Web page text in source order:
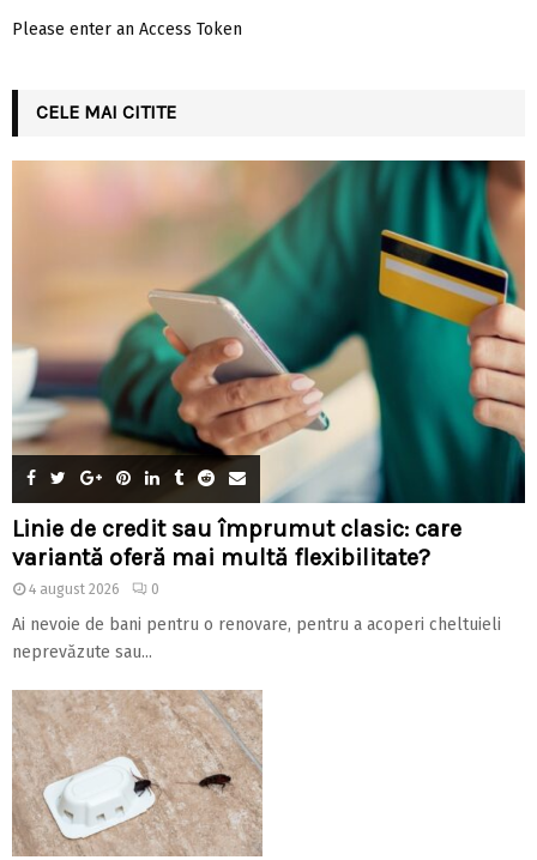
Please enter an Access Token
CELE MAI CITITE
Linie de credit sau împrumut clasic: care
variantă oferă mai multă flexibilitate?
4 august 2026 0
Ai nevoie de bani pentru o renovare, pentru a acoperi cheltuieli
neprevăzute sau...